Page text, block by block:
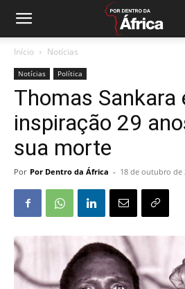
Início Notícias
Notícias Política
Thomas Sankara
inspiração 29
sua morte
Por Por Dentro da África - 18 de outubro de